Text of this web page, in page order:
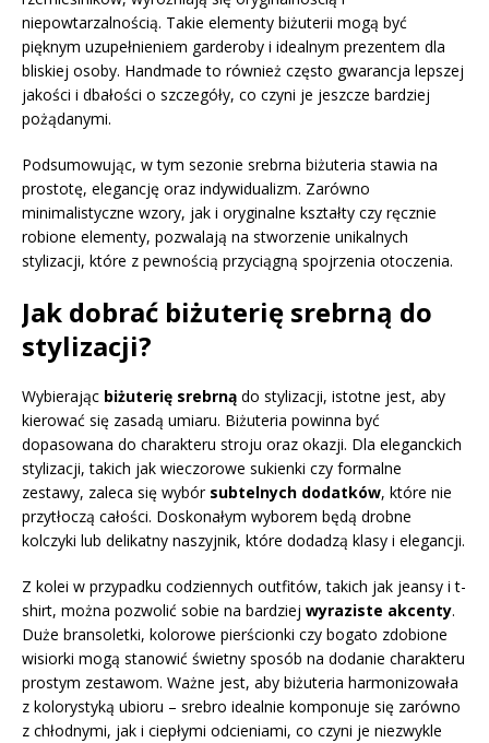
niepowtarzalnością. Takie elementy biżuterii mogą być
pięknym uzupełnieniem garderoby i idealnym prezentem dla
bliskiej osoby. Handmade to również często gwarancja lepszej
jakości i dbałości o szczegóły, co czyni je jeszcze bardziej
pożądanymi.
Podsumowując, w tym sezonie srebrna biżuteria stawia na
prostotę, elegancję oraz indywidualizm. Zarówno
minimalistyczne wzory, jak i oryginalne kształty czy ręcznie
robione elementy, pozwalają na stworzenie unikalnych
stylizacji, które z pewnością przyciągną spojrzenia otoczenia.
Jak dobrać biżuterię srebrną do
stylizacji?
Wybierając biżuterię srebrną do stylizacji, istotne jest, aby
kierować się zasadą umiaru. Biżuteria powinna być
dopasowana do charakteru stroju oraz okazji. Dla eleganckich
stylizacji, takich jak wieczorowe sukienki czy formalne
zestawy, zaleca się wybór subtelnych dodatków, które nie
przytłoczą całości. Doskonałym wyborem będą drobne
kolczyki lub delikatny naszyjnik, które dodadzą klasy i elegancji.
Z kolei w przypadku codziennych outfitów, takich jak jeansy i t-
shirt, można pozwolić sobie na bardziej wyraziste akcenty.
Duże bransoletki, kolorowe pierścionki czy bogato zdobione
wisiorki mogą stanowić świetny sposób na dodanie charakteru
prostym zestawom. Ważne jest, aby biżuteria harmonizowała
z kolorystyką ubioru – srebro idealnie komponuje się zarówno
z chłodnymi, jak i ciepłymi odcieniami, co czyni je niezwykle